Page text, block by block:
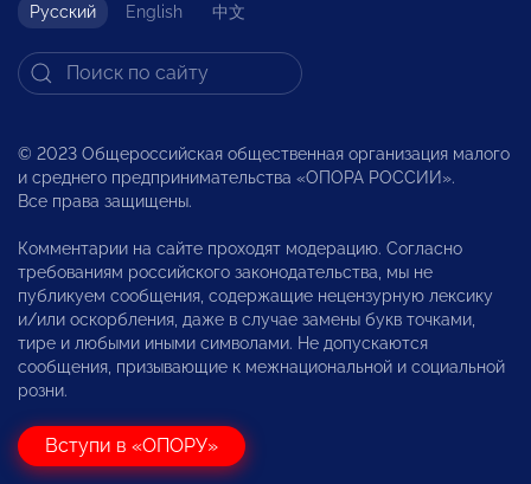
Русский English 中文
© 2023 Общероссийская общественная организация малого
и среднего предпринимательства «ОПОРА РОССИИ».
Все права защищены.
Комментарии на сайте проходят модерацию. Согласно
требованиям российского законодательства, мы не
публикуем сообщения, содержащие нецензурную лексику
и/или оскорбления, даже в случае замены букв точками,
тире и любыми иными символами. Не допускаются
сообщения, призывающие к межнациональной и социальной
розни.
Вступи в «ОПОРУ»